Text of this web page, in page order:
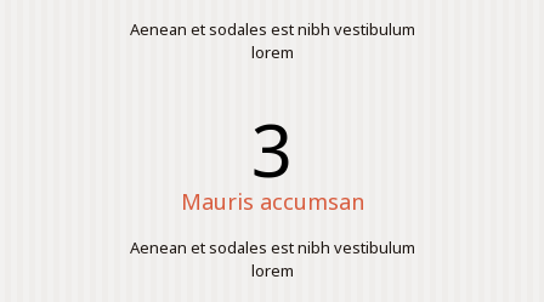
Aenean et sodales est nibh vestibulum
lorem
3
Mauris accumsan
Aenean et sodales est nibh vestibulum
lorem